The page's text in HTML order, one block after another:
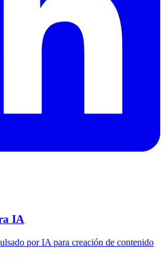
IA
por IA para creación de contenido